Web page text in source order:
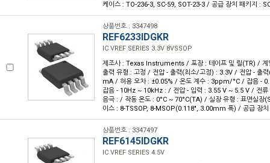
케이스 : TO-236-3, SC-59, SOT-23-3 / 공급 장치 패키지 :
상품번호 : 3347498
REF6233IDGKR
IC VREF SERIES 3.3V 8VSSOP
제조사 : Texas Instruments / 포장 : 테이프 및 릴(TR) / 계
출력 유형 : 고정 / 전압 - 출력(최소/고정) : 3.3V / 전압 - 출
mA / 허용 오차 : ±0.05% / 온도 계수 : 3ppm/°C / 잡음 -
잡음 - 10Hz ~ 10kHz : / 전압 - 입력 : 3.55 V ~ 5.5 V / 전
음극 : / 작동 온도 : 0°C ~ 70°C(TA) / 실장 유형 : 표면실
이스 : 8-TSSOP, 8-MSOP(0.118", 3.00mm 폭) / 공급 장치
상품번호 : 3347497
REF6145IDGKR
IC VREF SERIES 4.5V